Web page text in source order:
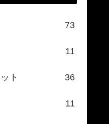
73
11
ト 36
11